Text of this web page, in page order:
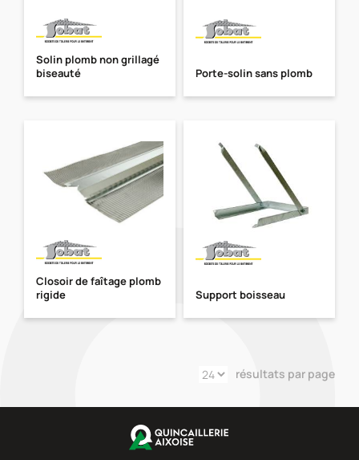
Solin plomb non grillagé
biseauté
Porte-solin sans plomb
Closoir de faîtage plomb
rigide
Support boisseau
résultats par page